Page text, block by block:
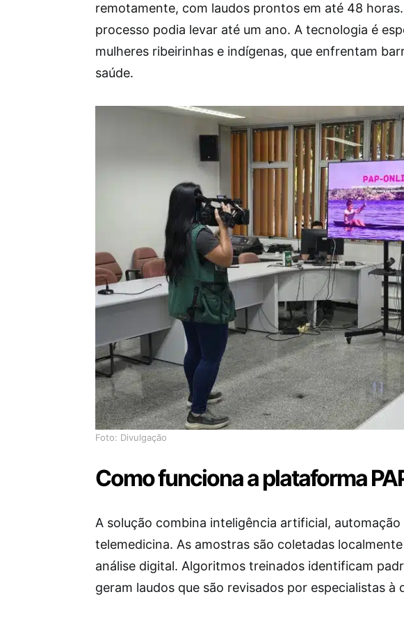
remotamente, com laudos prontos em até 48
processo podia levar até um ano. A tecnologia é
mulheres ribeirinhas e indígenas, que enfrentam
saúde.
Foto: Divulgação
Como funciona a plataforma
A solução combina inteligência artificial,
telemedicina. As amostras são coletadas
análise digital. Algoritmos treinados identificam
geram laudos que são revisados por especialistas à